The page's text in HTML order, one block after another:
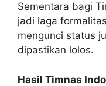
Sementara bagi
jadi laga
mengunci status
dipastikan lolos.
Hasil Timnas